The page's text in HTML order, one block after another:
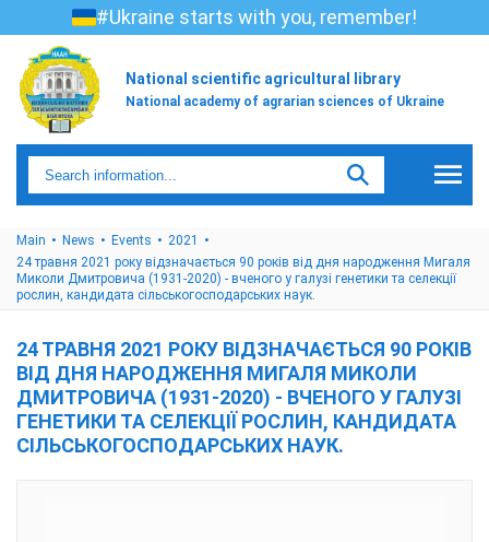
#Ukraine starts with you, remember!
National scientific agricultural library
National academy of agrarian sciences of Ukraine
Main News Events
2021
24 травня 2021 року відзначається 90 років від дня народження Мигаля
Миколи Дмитровича (1931-2020) - вченого у галузі генетики та селекції
рослин, кандидата сільськогосподарських наук.
24 ТРАВНЯ 2021 РОКУ ВІДЗНАЧАЄТЬСЯ 90 РОКІВ
ВІД ДНЯ НАРОДЖЕННЯ МИГАЛЯ МИКОЛИ
ДМИТРОВИЧА (1931-2020) - ВЧЕНОГО У ГАЛУЗІ
ГЕНЕТИКИ ТА СЕЛЕКЦІЇ РОСЛИН, КАНДИДАТА
СІЛЬСЬКОГОСПОДАРСЬКИХ НАУК.